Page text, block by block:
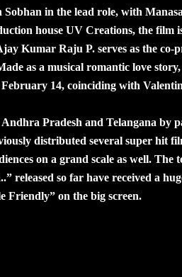
in the lead role, with
house UV Creations, the film
Kumar Raju P. serves as the co-
as a musical romantic love
14, coinciding with
Andhra Pradesh and Telangana by
distributed several super hit
on a grand scale as well. The
released so far have received a
Friendly” on the big screen.